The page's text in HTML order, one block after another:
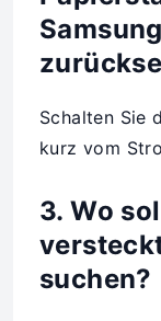
Schalten Sie
kurz vom
3. Wo
suchen?